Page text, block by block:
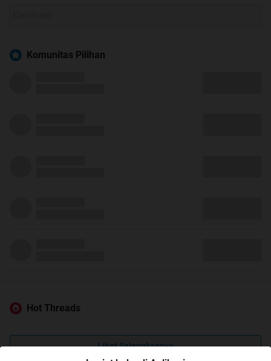
Komunitas Pilihan
Hot Threads
Lihat Selengkapnya